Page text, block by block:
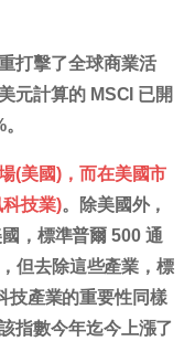
打擊了全球商業活
元計算的 MSCI 已開
(美國)，而在美國市
技業)。除美國外，
，標準普爾 500 通
但去除這些產業，標
技產業的重要性同樣
指數今年迄今上漲了